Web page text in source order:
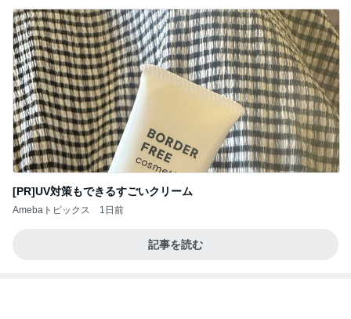
[PR]UV対策もできるすごいクリーム
Amebaトピックス 1日前
記事を読む